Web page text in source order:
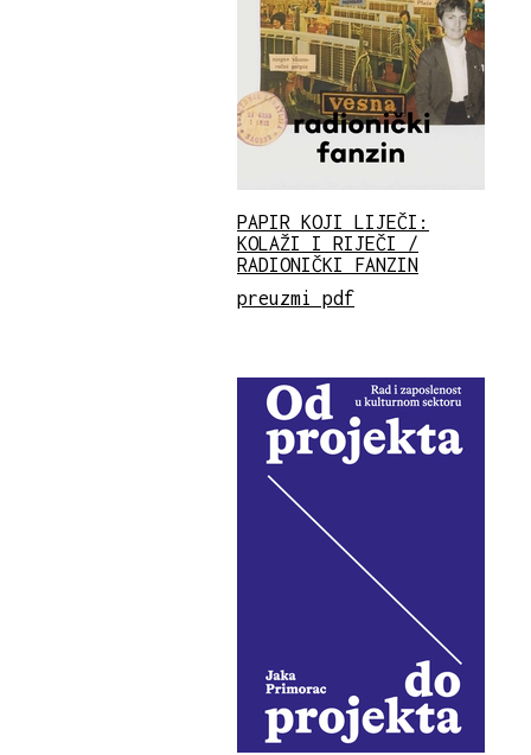
PAPIR KOJI LIJEČI:
KOLAŽI I RIJEČI /
RADIONIČKI FANZIN
preuzmi pdf